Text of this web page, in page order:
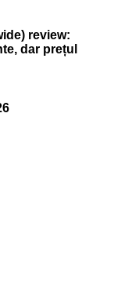
review:
dar prețul